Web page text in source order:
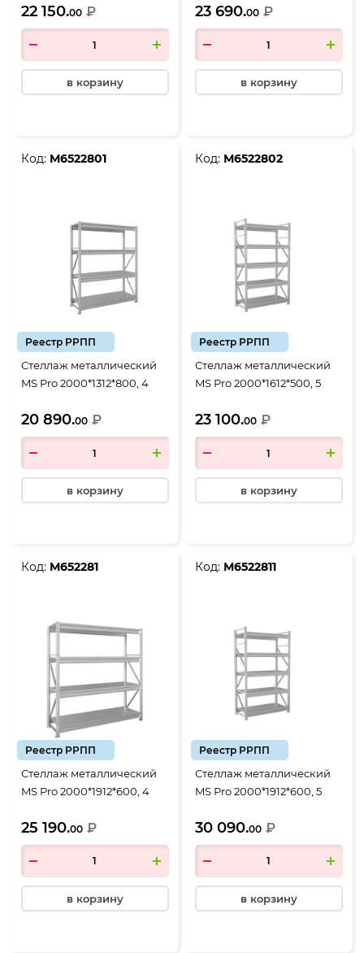
22 150.00 ₽
в корзину
23 690.00 ₽
в корзину
Код: М6522801
Реестр РРПП
Стеллаж металлический
MS Pro 2000*1312*800, 4
20 890.00 ₽
в корзину
Код: М6522802
Реестр РРПП
Стеллаж металлический
MS Pro 2000*1612*500, 5
23 100.00 ₽
в корзину
Код: М652281
Реестр РРПП
Стеллаж металлический
MS Pro 2000*1912*600, 4
25 190.00 ₽
в корзину
Код: М6522811
Реестр РРПП
Стеллаж металлический
MS Pro 2000*1912*600, 5
30 090.00 ₽
в корзину